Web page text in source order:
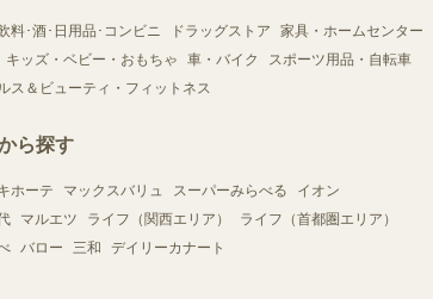
料･酒･日用品･コンビニ ドラッグストア
家具・ホームセンター
キッズ・ベビー・おもちゃ 車・バイク
スポーツ用品・自転車
ス＆ビューティ・フィットネス
ら探す
ホーテ マックスバリュ スーパーみらべる
イオン
マルエツ ライフ（関西エリア）
ライフ（首都圏エリア）
バロー 三和 デイリーカナート